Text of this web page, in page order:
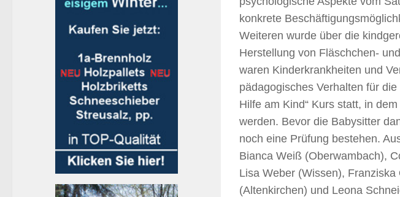
konkrete
Weiteren wurde über die
Herstellung von Fläschchen-
waren Kinderkrankheiten und
pädagogisches Verhalten für
Hilfe am Kind“ Kurs statt, in
werden. Bevor die Babysitter
noch eine Prüfung bestehen.
Bianca Weiß (Oberwambach),
Lisa Weber (Wissen),
(Altenkirchen) und Leona